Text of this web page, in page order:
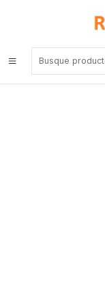
Hytera AN0167H08
conector hembra